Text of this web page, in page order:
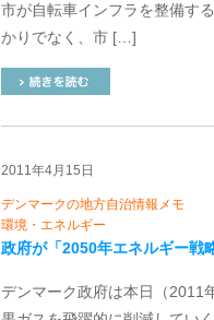
市が自転車インフラを整備す
かりでなく、市 […]
2011年4月15日
デンマークの地方自治情報メモ
環境・エネルギー
政府が「2050年エネルギー戦
デンマーク政府は本日（2011